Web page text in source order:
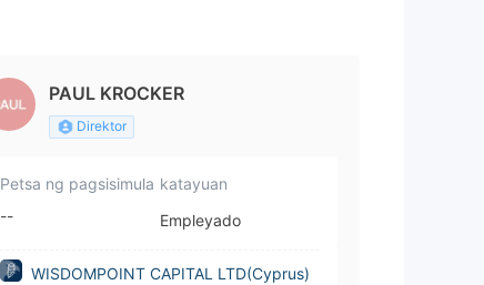
PAUL KROCKER
Direktor
Petsa ng pagsisimula
--
katayuan
Empleyado
WISDOMPOINT CAPITAL LTD(Cyprus)